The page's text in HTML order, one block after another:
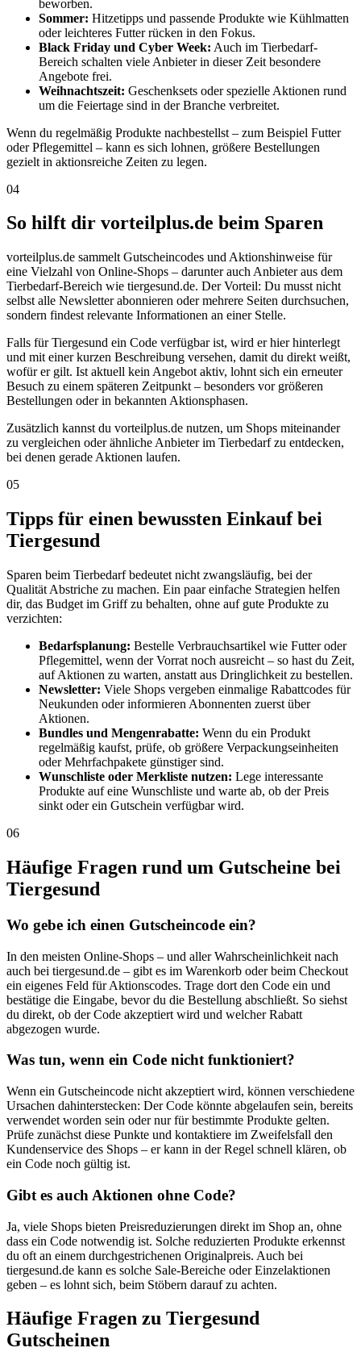
beworben.
Sommer: Hitzetipps und passende Produkte wie Kühlmatten
oder leichteres Futter rücken in den Fokus.
Black Friday und Cyber Week: Auch im Tierbedarf-
Bereich schalten viele Anbieter in dieser Zeit besondere
Angebote frei.
Weihnachtszeit: Geschenksets oder spezielle Aktionen rund
um die Feiertage sind in der Branche verbreitet.
Wenn du regelmäßig Produkte nachbestellst – zum Beispiel Futter
oder Pflegemittel – kann es sich lohnen, größere Bestellungen
gezielt in aktionsreiche Zeiten zu legen.
04
So hilft dir vorteilplus.de beim Sparen
vorteilplus.de sammelt Gutscheincodes und Aktionshinweise für
eine Vielzahl von Online-Shops – darunter auch Anbieter aus dem
Tierbedarf-Bereich wie tiergesund.de. Der Vorteil: Du musst nicht
selbst alle Newsletter abonnieren oder mehrere Seiten durchsuchen,
sondern findest relevante Informationen an einer Stelle.
Falls für Tiergesund ein Code verfügbar ist, wird er hier hinterlegt
und mit einer kurzen Beschreibung versehen, damit du direkt weißt,
wofür er gilt. Ist aktuell kein Angebot aktiv, lohnt sich ein erneuter
Besuch zu einem späteren Zeitpunkt – besonders vor größeren
Bestellungen oder in bekannten Aktionsphasen.
Zusätzlich kannst du vorteilplus.de nutzen, um Shops miteinander
zu vergleichen oder ähnliche Anbieter im Tierbedarf zu entdecken,
bei denen gerade Aktionen laufen.
05
Tipps für einen bewussten Einkauf bei
Tiergesund
Sparen beim Tierbedarf bedeutet nicht zwangsläufig, bei der
Qualität Abstriche zu machen. Ein paar einfache Strategien helfen
dir, das Budget im Griff zu behalten, ohne auf gute Produkte zu
verzichten:
Bedarfsplanung: Bestelle Verbrauchsartikel wie Futter oder
Pflegemittel, wenn der Vorrat noch ausreicht – so hast du Zeit,
auf Aktionen zu warten, anstatt aus Dringlichkeit zu bestellen.
Newsletter: Viele Shops vergeben einmalige Rabattcodes für
Neukunden oder informieren Abonnenten zuerst über
Aktionen.
Bundles und Mengenrabatte: Wenn du ein Produkt
regelmäßig kaufst, prüfe, ob größere Verpackungseinheiten
oder Mehrfachpakete günstiger sind.
Wunschliste oder Merkliste nutzen: Lege interessante
Produkte auf eine Wunschliste und warte ab, ob der Preis
sinkt oder ein Gutschein verfügbar wird.
06
Häufige Fragen rund um Gutscheine bei
Tiergesund
Wo gebe ich einen Gutscheincode ein?
In den meisten Online-Shops – und aller Wahrscheinlichkeit nach
auch bei tiergesund.de – gibt es im Warenkorb oder beim Checkout
ein eigenes Feld für Aktionscodes. Trage dort den Code ein und
bestätige die Eingabe, bevor du die Bestellung abschließt. So siehst
du direkt, ob der Code akzeptiert wird und welcher Rabatt
abgezogen wurde.
Was tun, wenn ein Code nicht funktioniert?
Wenn ein Gutscheincode nicht akzeptiert wird, können verschiedene
Ursachen dahinterstecken: Der Code könnte abgelaufen sein, bereits
verwendet worden sein oder nur für bestimmte Produkte gelten.
Prüfe zunächst diese Punkte und kontaktiere im Zweifelsfall den
Kundenservice des Shops – er kann in der Regel schnell klären, ob
ein Code noch gültig ist.
Gibt es auch Aktionen ohne Code?
Ja, viele Shops bieten Preisreduzierungen direkt im Shop an, ohne
dass ein Code notwendig ist. Solche reduzierten Produkte erkennst
du oft an einem durchgestrichenen Originalpreis. Auch bei
tiergesund.de kann es solche Sale-Bereiche oder Einzelaktionen
geben – es lohnt sich, beim Stöbern darauf zu achten.
Häufige Fragen zu Tiergesund
Gutscheinen